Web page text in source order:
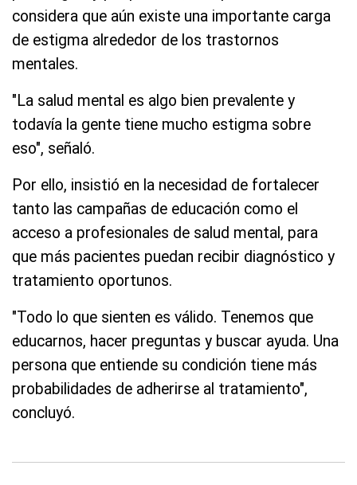
considera que aún existe una importante carga
de estigma alrededor de los trastornos
mentales.
"La salud mental es algo bien prevalente y
todavía la gente tiene mucho estigma sobre
eso", señaló.
Por ello, insistió en la necesidad de fortalecer
tanto las campañas de educación como el
acceso a profesionales de salud mental, para
que más pacientes puedan recibir diagnóstico y
tratamiento oportunos.
"Todo lo que sienten es válido. Tenemos que
educarnos, hacer preguntas y buscar ayuda. Una
persona que entiende su condición tiene más
probabilidades de adherirse al tratamiento",
concluyó.